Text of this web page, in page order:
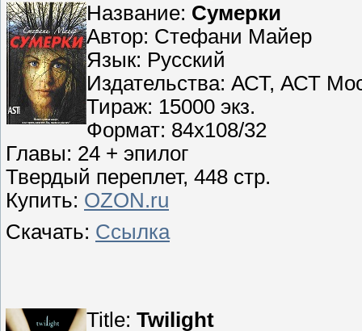
Название: Сумерки
Автор: Стефани Майер
Язык: Русский
Издательства: АСТ, АСТ
Тираж: 15000 экз.
Формат: 84x108/32
Главы: 24 + эпилог
Твердый переплет, 448 стр.
Купить: OZON.ru
Скачать: Ссылка
Title: Twilight